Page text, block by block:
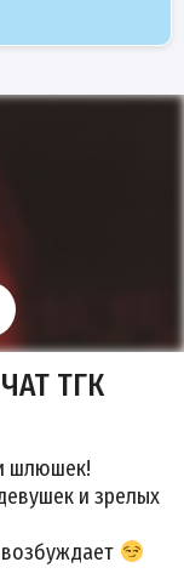
ТГК
шлюшек!
и зрелых